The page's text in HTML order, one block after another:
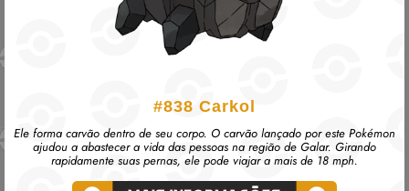
#838 Carkol
Ele forma carvão dentro de seu corpo. O carvão lançado por este Pokémon
ajudou a abastecer a vida das pessoas na região de Galar. Girando
rapidamente suas pernas, ele pode viajar a mais de 18 mph.